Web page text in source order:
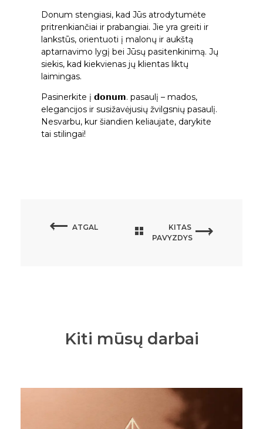
Donum stengiasi, kad Jūs atrodytumėte
pritrenkiančiai ir prabangiai. Jie yra greiti ir
lankstūs, orientuoti į malonų ir aukštą
aptarnavimo lygį bei Jūsų pasitenkinimą. Jų
siekis, kad kiekvienas jų klientas liktų
laimingas.
Pasinerkite į 𝗱𝗼𝗻𝘂𝗺. pasaulį – mados,
elegancijos ir susižavėjusių žvilgsnių pasaulį.
Nesvarbu, kur šiandien keliaujate, darykite
tai stilingai!
ATGAL
KITAS
PAVYZDYS
Kiti mūsų darbai